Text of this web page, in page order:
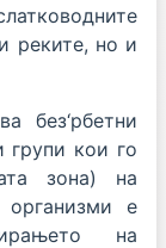
реките, но и
без‘рбетни
групи кои го
зона) на
организми е
на